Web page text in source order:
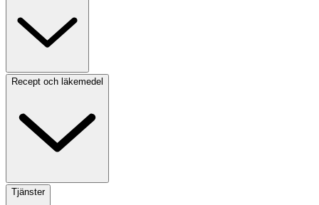
Recept och läkemedel
Tjänster